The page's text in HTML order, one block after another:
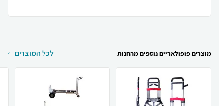
מוצרים פופולאריים נוספים מהחנות לכל המוצרים